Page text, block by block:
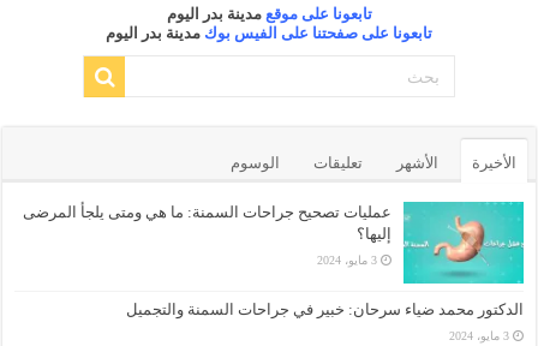
تابعونا على موقع مدينة بدر اليوم
تابعونا على صفحتنا على الفيس بوك مدينة بدر اليوم
الأخيرة الأشهر تعليقات الوسوم
عمليات تصحيح جراحات السمنة: ما هي ومتى يلجأ المرضى
إليها؟
3 مايو، 2024
الدكتور محمد ضياء سرحان: خبير في جراحات السمنة والتجميل
3 مايو، 2024